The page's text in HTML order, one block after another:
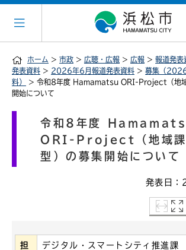
ホーム > 市政 > 広聴・広報 > 広報 > 報道発表
発表資料 > 2026年6月報道発表資料 > 募集（
料）
> 令和8年度 Hamamatsu ORI-Project（地域
開始について
令和8年度
ORI-Project（地域課
型）の募集開始について
発表日
担
デジタル・スマートシティ推進課